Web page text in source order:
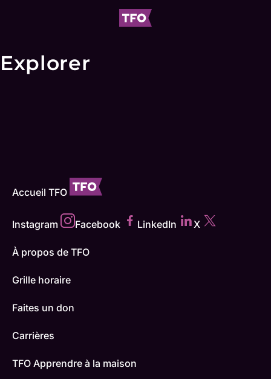
Explorer
Accueil TFO
Instagram Facebook LinkedIn X
À propos de TFO
Grille horaire
Faites un don
Carrières
TFO Apprendre à la maison